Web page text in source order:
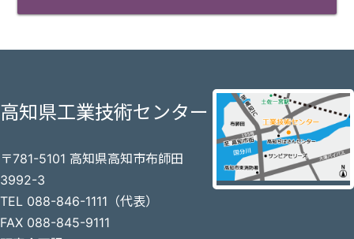
高知県工業技術センター
〒781-5101 高知県高知市布師田
3992-3
TEL 088-846-1111（代表）
FAX 088-845-9111